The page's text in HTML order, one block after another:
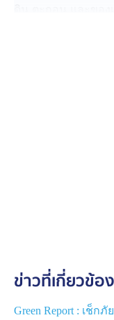
ข่าวที่เกี่ยวข้อง
Green Report : เช็ก